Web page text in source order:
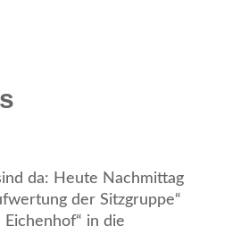
da: Heute Nachmittag
der Sitzgruppe“
Eichenhof“ in die